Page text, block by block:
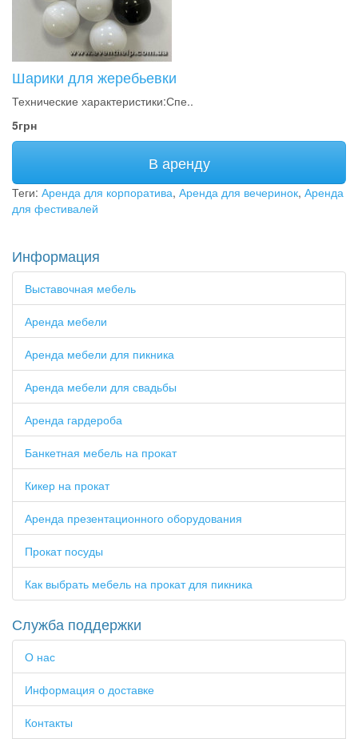
Шарики для жеребьевки
Технические характеристики:Спе..
5грн
В аренду
Теги: Аренда для корпоратива, Аренда для вечеринок, Аренда
для фестивалей
Информация
Выставочная мебель
Аренда мебели
Аренда мебели для пикника
Аренда мебели для свадьбы
Аренда гардероба
Банкетная мебель на прокат
Кикер на прокат
Аренда презентационного оборудования
Прокат посуды
Как выбрать мебель на прокат для пикника
Служба поддержки
О нас
Информация о доставке
Контакты